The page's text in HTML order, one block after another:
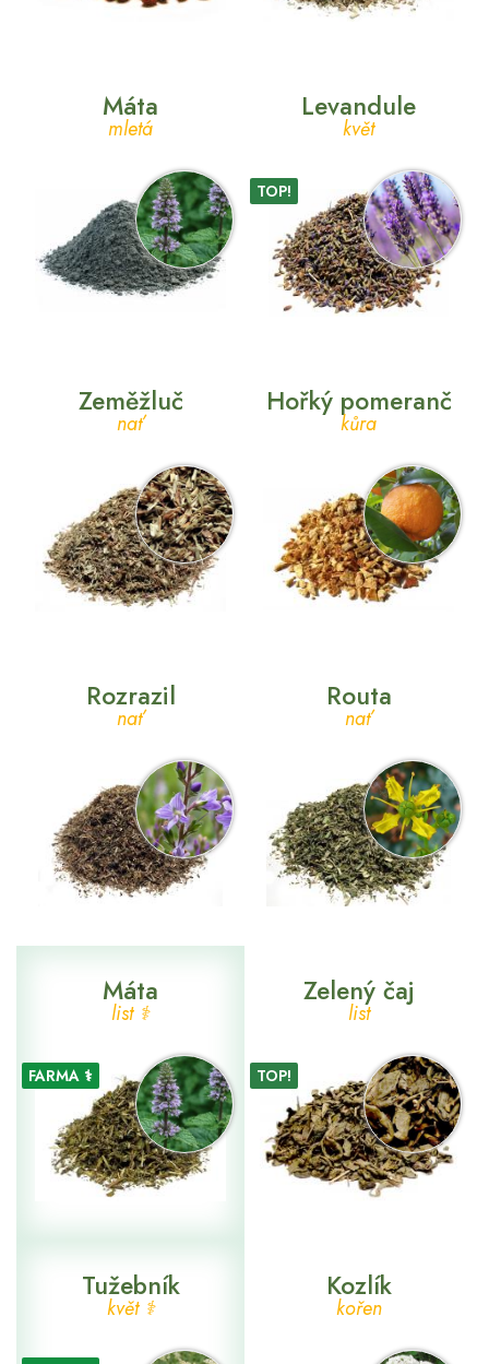
Máta
mletá
Levandule
květ
TOP!
Zeměžluč
nať
Hořký pomeranč
kůra
Rozrazil
nať
Routa
nať
Máta
list ⚕
FARMA ⚕
Zelený čaj
list
TOP!
Tužebník
květ ⚕
Kozlík
kořen